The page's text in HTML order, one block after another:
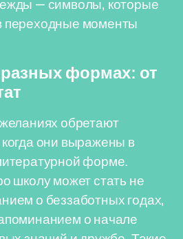
— символы, которые
переходные моменты
формах: от
обретают
они выражены в
форме.
школу может стать не
о беззаботных годах,
о начале